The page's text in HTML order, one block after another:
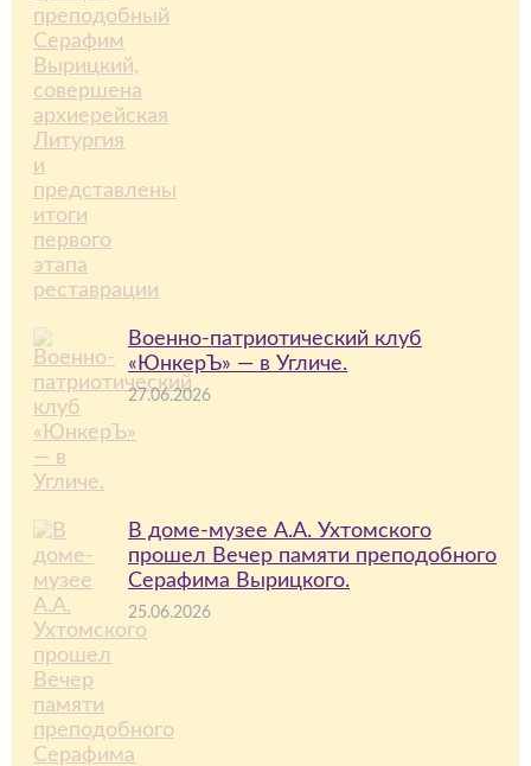
Военно-патриотический клуб
«ЮнкерЪ» — в Угличе.
27.06.2026
В доме-музее А.А. Ухтомского
прошел Вечер памяти преподобного
Серафима Вырицкого.
25.06.2026